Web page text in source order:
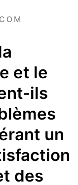
et le
ils
un
des